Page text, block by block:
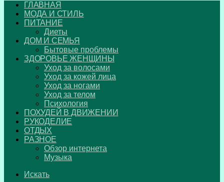
ГЛАВНАЯ
МОДА И СТИЛЬ
ПИТАНИЕ
Диеты
ДОМ И СЕМЬЯ
Бытовые проблемы
ЗДОРОВЬЕ ЖЕНЩИНЫ
Уход за волосами
Уход за кожей лица
Уход за ногами
Уход за телом
Психология
ПОХУДЕЙ В ДВИЖЕНИИ
РУКОДЕЛИЕ
ОТДЫХ
РАЗНОЕ
Обзор интернета
Музыка
Искать